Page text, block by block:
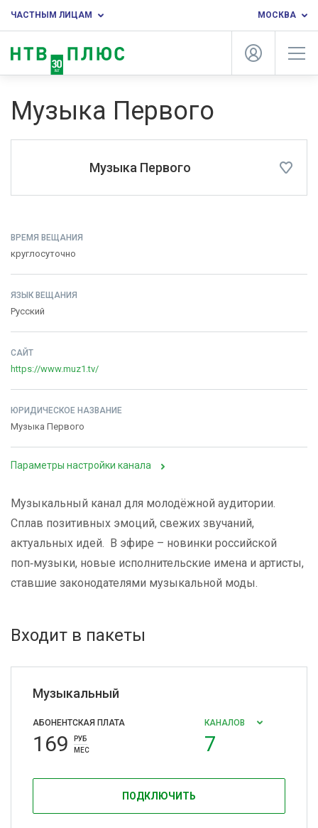
ЧАСТНЫМ ЛИЦАМ МОСКВА
Музыка Первого
Музыка Первого
ВРЕМЯ ВЕЩАНИЯ
круглосуточно
ЯЗЫК ВЕЩАНИЯ
Русский
САЙТ
https://www.muz1.tv/
ЮРИДИЧЕСКОЕ НАЗВАНИЕ
Музыка Первого
Параметры настройки канала
Музыкальный канал для молодёжной аудитории.
Сплав позитивных эмоций, свежих звучаний,
актуальных идей. В эфире – новинки российской
поп‑музыки, новые исполнительские имена и артисты,
ставшие законодателями музыкальной моды.
Входит в пакеты
Музыкальный
АБОНЕНТСКАЯ ПЛАТА
169
РУБ
МЕС
КАНАЛОВ
7
ПОДКЛЮЧИТЬ